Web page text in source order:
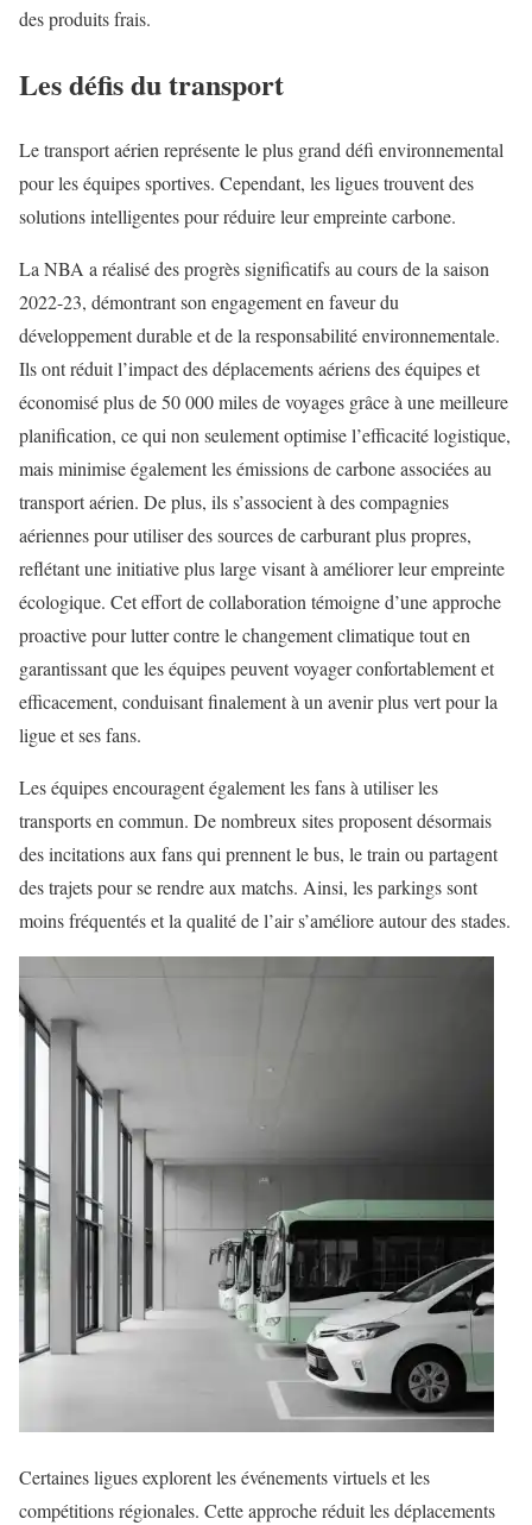
des produits frais.
Les défis du transport
Le transport aérien représente le plus grand défi environnemental
pour les équipes sportives. Cependant, les ligues trouvent des
solutions intelligentes pour réduire leur empreinte carbone.
La NBA a réalisé des progrès significatifs au cours de la saison
2022-23, démontrant son engagement en faveur du
développement durable et de la responsabilité environnementale.
Ils ont réduit l’impact des déplacements aériens des équipes et
économisé plus de 50 000 miles de voyages grâce à une meilleure
planification, ce qui non seulement optimise l’efficacité logistique,
mais minimise également les émissions de carbone associées au
transport aérien. De plus, ils s’associent à des compagnies
aériennes pour utiliser des sources de carburant plus propres,
reflétant une initiative plus large visant à améliorer leur empreinte
écologique. Cet effort de collaboration témoigne d’une approche
proactive pour lutter contre le changement climatique tout en
garantissant que les équipes peuvent voyager confortablement et
efficacement, conduisant finalement à un avenir plus vert pour la
ligue et ses fans.
Les équipes encouragent également les fans à utiliser les
transports en commun. De nombreux sites proposent désormais
des incitations aux fans qui prennent le bus, le train ou partagent
des trajets pour se rendre aux matchs. Ainsi, les parkings sont
moins fréquentés et la qualité de l’air s’améliore autour des stades.
Certaines ligues explorent les événements virtuels et les
compétitions régionales. Cette approche réduit les déplacements